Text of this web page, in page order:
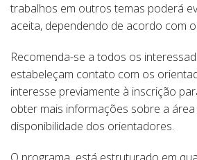
trabalhos em outros temas poderá
aceita, dependendo de acordo com
Recomenda-se a todos os
estabeleçam contato com os
interesse previamente à inscrição
obter mais informações sobre a
disponibilidade dos orientadores.